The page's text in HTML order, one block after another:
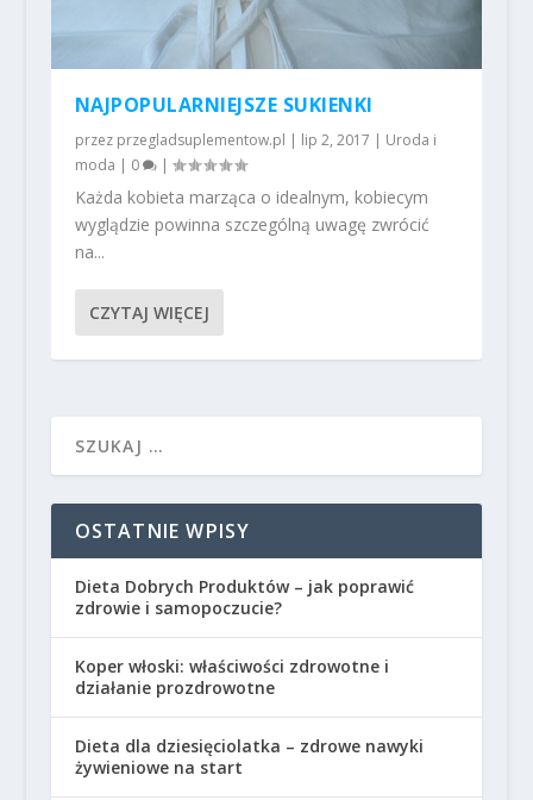
NAJPOPULARNIEJSZE SUKIENKI
przez przegladsuplementow.pl | lip 2, 2017 | Uroda i
moda | 0 |
Każda kobieta marząca o idealnym, kobiecym
wyglądzie powinna szczególną uwagę zwrócić
na...
CZYTAJ WIĘCEJ
OSTATNIE WPISY
Dieta Dobrych Produktów – jak poprawić
zdrowie i samopoczucie?
Koper włoski: właściwości zdrowotne i
działanie prozdrowotne
Dieta dla dziesięciolatka – zdrowe nawyki
żywieniowe na start